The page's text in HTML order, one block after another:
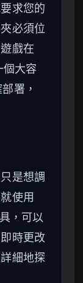
求您的
必須位
戲在
個大容
署，
是想調
使用
，可以
時更改
細地探